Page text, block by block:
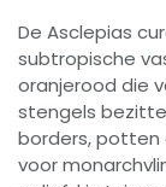
De Asclepias
subtropische
oranjerood die
stengels
borders, potten
voor